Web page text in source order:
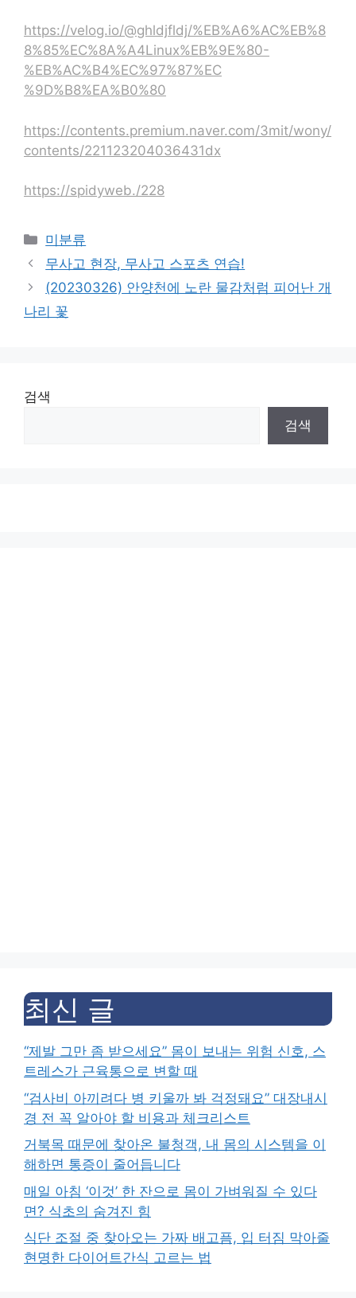
https://velog.io/@ghldjfldj/%EB%A6%AC%EB%8
8%85%EC%8A%A4Linux%EB%9E%80-
%EB%AC%B4%EC%97%87%EC
%9D%B8%EA%B0%80
https://contents.premium.naver.com/3mit/wony/
contents/221123204036431dx
https://spidyweb./228
Categories
미분류
무사고 현장, 무사고 스포츠 연습!
(20230326) 안양천에 노란 물감처럼 피어난 개
나리 꽃
검색
검색
최신 글
“제발 그만 좀 받으세요” 몸이 보내는 위험 신호, 스
트레스가 근육통으로 변할 때
“검사비 아끼려다 병 키울까 봐 걱정돼요” 대장내시
경 전 꼭 알아야 할 비용과 체크리스트
거북목 때문에 찾아온 불청객, 내 몸의 시스템을 이
해하면 통증이 줄어듭니다
매일 아침 ‘이것’ 한 잔으로 몸이 가벼워질 수 있다
면? 식초의 숨겨진 힘
식단 조절 중 찾아오는 가짜 배고픔, 입 터짐 막아줄
현명한 다이어트간식 고르는 법